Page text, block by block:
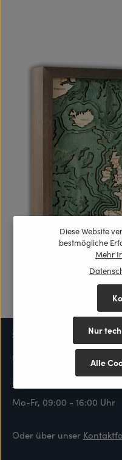
Service-Hotline
Unterstützung und
0431 128 737 89
Mo-Fr, 09:00 - 16:00 Uhr
Oder über unser
Diese Website
bestmögliche
Mehr
Nur
Alle